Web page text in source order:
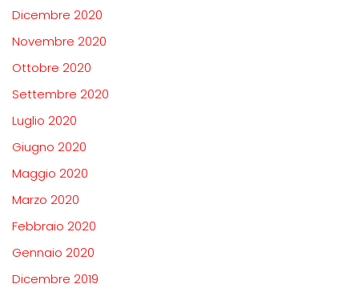
Dicembre 2020
Novembre 2020
Ottobre 2020
Settembre 2020
Luglio 2020
Giugno 2020
Maggio 2020
Marzo 2020
Febbraio 2020
Gennaio 2020
Dicembre 2019